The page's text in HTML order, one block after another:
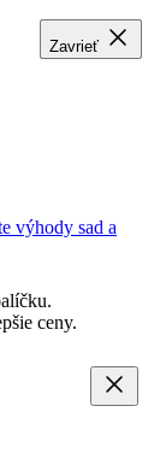
výhody sad a
ceny.
Zavrieť
Zavrieť
Zavrieť